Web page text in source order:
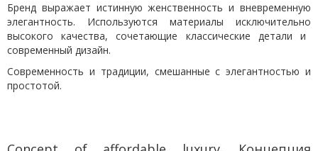
Бренд выражает истинную женственность и вневременную
элегантность. Используются материалы исключительно
высокого качества, сочетающие классические детали и
современный дизайн.
Современность и традиции, смешанные с элегантностью и
простотой.